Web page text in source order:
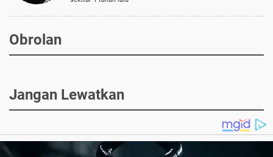
Obrolan
Jangan Lewatkan